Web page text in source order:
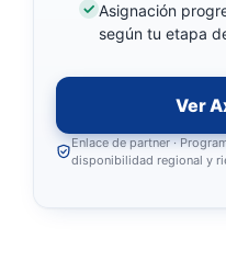
Asignación
según tu etapa
Ver
Enlace de partner ·
disponibilidad regional y